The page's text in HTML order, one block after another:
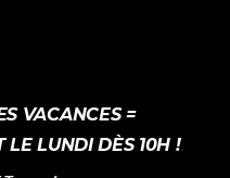
VACANCES =
LE LUNDI DÈS 10H !